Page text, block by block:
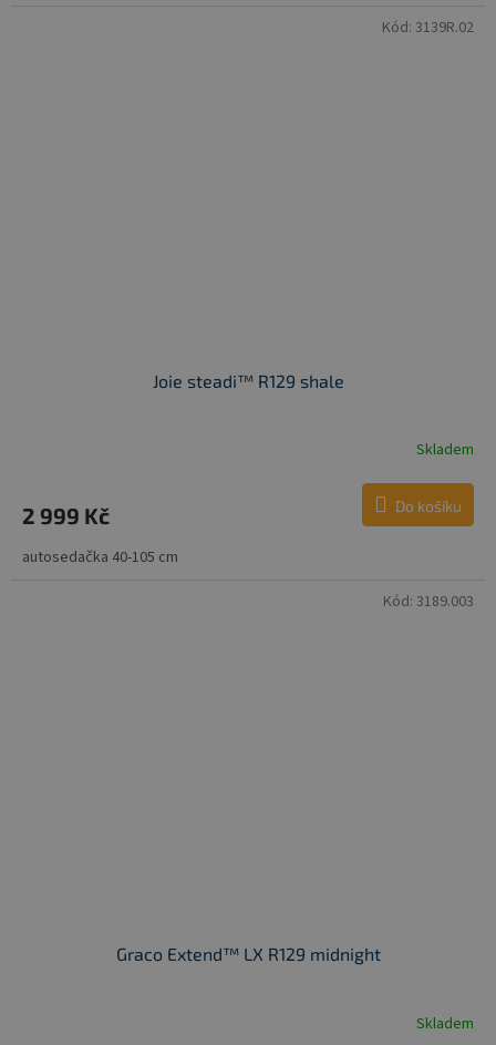
Joie steadi™ R129 shale
Skladem
2 999 Kč Do košíku
autosedačka 40-105 cm
Kód: 3139R.02
Graco Extend™ LX R129 midnight
Skladem
Kód: 3189.003